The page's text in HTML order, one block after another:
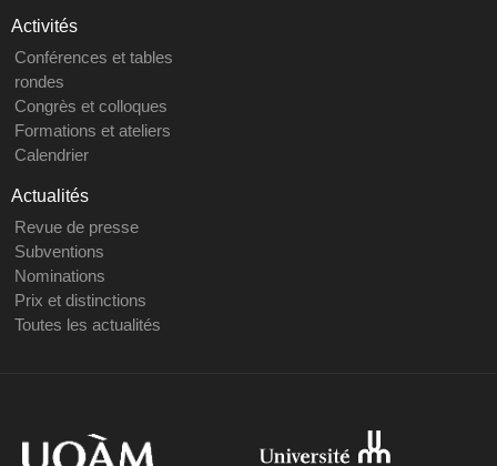
Activités
Conférences et tables
rondes
Congrès et colloques
Formations et ateliers
Calendrier
Actualités
Revue de presse
Subventions
Nominations
Prix et distinctions
Toutes les actualités